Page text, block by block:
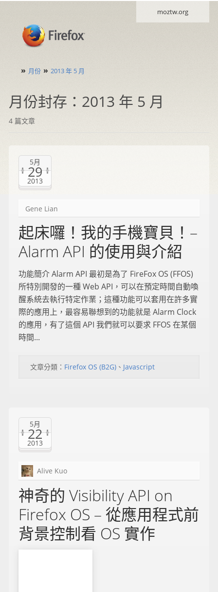
moztw.org
» 月份 » 2013 年 5 月
月份封存：2013 年 5 月
4 篇文章
5月
29
2013
Gene Lian
起床囉！我的手機寶貝！–
Alarm API 的使用與介紹
功能簡介 Alarm API 最初是為了 FireFox OS (FFOS)
所特別開發的一種 Web API，可以在預定時間自動喚
醒系統去執行特定作業；這種功能可以套用在許多實
際的應用上，最容易聯想到的功能就是 Alarm Clock
的應用，有了這個 API 我們就可以要求 FFOS 在某個
時間...
文章分類： Firefox OS (B2G) 、 Javascript
5月
22
2013
Alive Kuo
神奇的 Visibility API on
Firefox OS – 從應用程式前
背景控制看 OS 實作